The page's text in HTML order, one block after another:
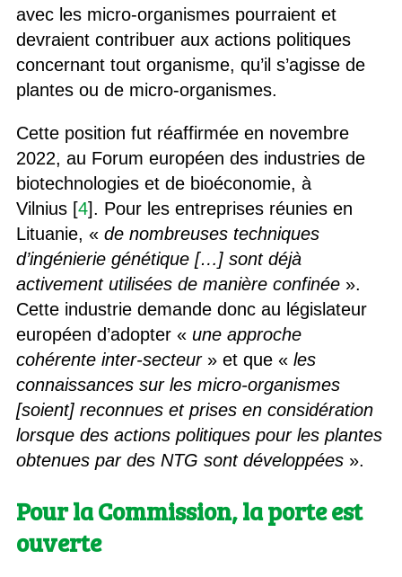
avec les micro-organismes pourraient et
devraient contribuer aux actions politiques
concernant tout organisme, qu’il s’agisse de
plantes ou de micro-organismes.
Cette position fut réaffirmée en novembre
2022, au Forum européen des industries de
biotechnologies et de bioéconomie, à
Vilnius [4]. Pour les entreprises réunies en
Lituanie, « de nombreuses techniques
d’ingénierie génétique […] sont déjà
activement utilisées de manière confinée».
Cette industrie demande donc au législateur
européen d’adopter « une approche
cohérente inter-secteur» et que « les
connaissances sur les micro-organismes
[soient] reconnues et prises en considération
lorsque des actions politiques pour les plantes
obtenues par des NTG sont développées».
Pour la Commission, la porte est
ouverte